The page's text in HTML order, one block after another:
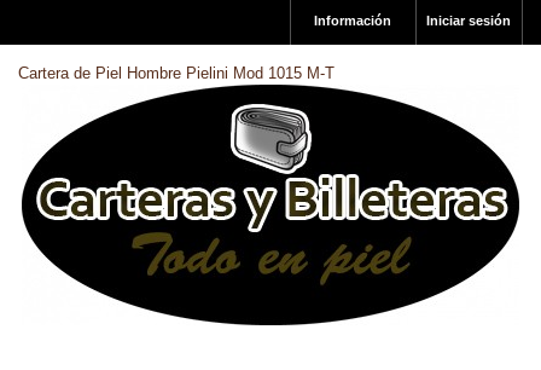
Iniciar sesión
Información
Cartera de Piel Hombre Pielini Mod 1015 M-T